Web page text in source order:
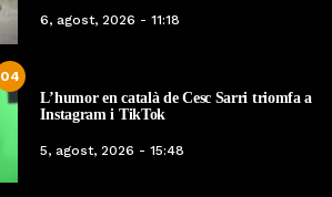
6, agost, 2026 - 11:18
04
L’humor en català de Cesc Sarri triomfa a
Instagram i TikTok
5, agost, 2026 - 15:48